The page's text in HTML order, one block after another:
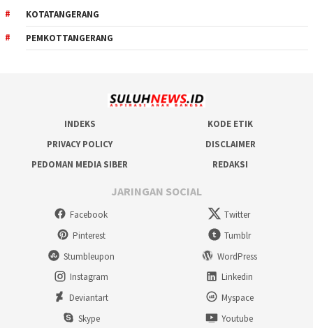
KOTATANGERANG
PEMKOTTANGERANG
INDEKS
KODE ETIK
PRIVACY POLICY
DISCLAIMER
PEDOMAN MEDIA SIBER
REDAKSI
JARINGAN SOCIAL
Facebook
Twitter
Pinterest
Tumblr
Stumbleupon
WordPress
Instagram
Linkedin
Deviantart
Myspace
Skype
Youtube